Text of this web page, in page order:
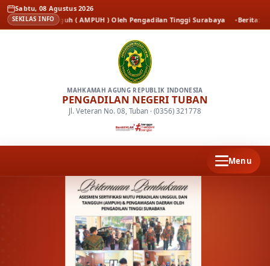
Sabtu, 08 Agustus 2026
SEKILAS INFO
Tangguh ( AMPUH ) Oleh Pengadilan Tinggi Surabaya Berita Kenal
MAHKAMAH AGUNG REPUBLIK INDONESIA
PENGADILAN NEGERI TUBAN
Jl. Veteran No. 08, Tuban · (0356) 321778
Menu